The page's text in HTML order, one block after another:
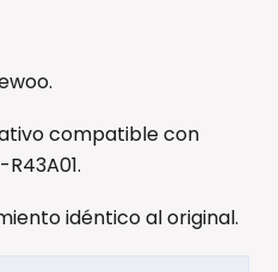
compatible con
idéntico al original.